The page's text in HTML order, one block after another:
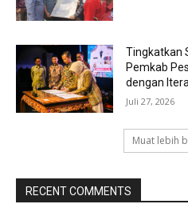
Tingkatkan
Pemkab
dengan
Juli 27, 2026
Muat lebih
RECENT COMMENTS